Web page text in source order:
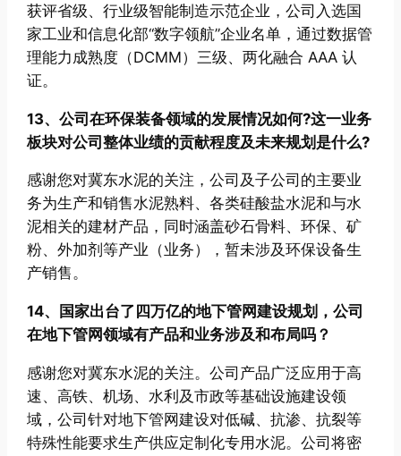
获评省级、行业级智能制造示范企业，公司入选国
家工业和信息化部“数字领航”企业名单，通过数据管
理能力成熟度（DCMM）三级、两化融合 AAA 认
证。
13、公司在环保装备领域的发展情况如何?这一业务
板块对公司整体业绩的贡献程度及未来规划是什么?
感谢您对冀东水泥的关注，公司及子公司的主要业
务为生产和销售水泥熟料、各类硅酸盐水泥和与水
泥相关的建材产品，同时涵盖砂石骨料、环保、矿
粉、外加剂等产业（业务），暂未涉及环保设备生
产销售。
14、国家出台了四万亿的地下管网建设规划，公司
在地下管网领域有产品和业务涉及和布局吗？
感谢您对冀东水泥的关注。公司产品广泛应用于高
速、高铁、机场、水利及市政等基础设施建设领
域，公司针对地下管网建设对低碱、抗渗、抗裂等
特殊性能要求生产供应定制化专用水泥。公司将密